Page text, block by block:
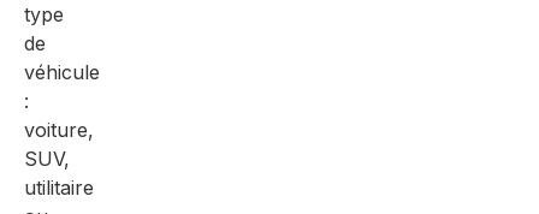
type
de
véhicule
:
voiture,
SUV,
utilitaire